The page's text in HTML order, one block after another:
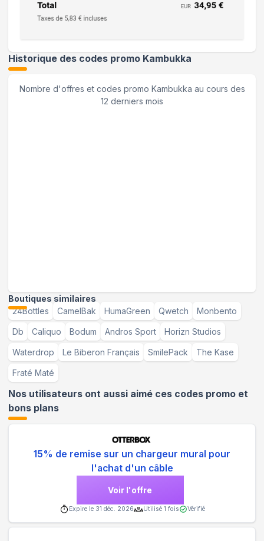
Historique des codes promo Kambukka
Nombre d'offres et codes promo Kambukka au cours des
12 derniers mois
Boutiques similaires
24Bottles
CamelBak HumaGreen Qwetch Monbento
Db Caliquo Bodum Andros Sport Horizn Studios
Waterdrop Le Biberon Français SmilePack The Kase
Fraté Maté
Nos utilisateurs ont aussi aimé ces codes promo et
bons plans
15% de remise sur un chargeur mural pour
l'achat d'un câble
Voir l'offre
Expire le 31 déc. 2026 Utilisé 1 fois Vérifié